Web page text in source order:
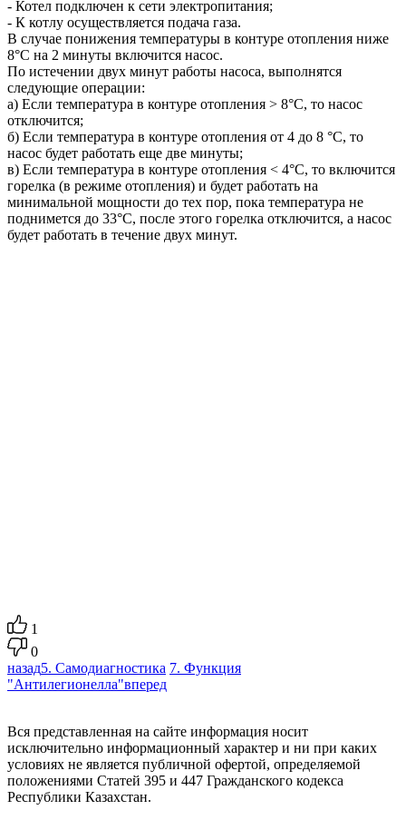
- Котел подключен к сети электропитания;
- К котлу осуществляется подача газа.
В случае понижения температуры в контуре отопления ниже
8°С на 2 минуты включится насос.
По истечении двух минут работы насоса, выполнятся
следующие операции:
a) Если температура в контуре отопления > 8°С, то насос
отключится;
б) Если температура в контуре отопления от 4 до 8 °С, то
насос будет работать еще две минуты;
в) Если температура в контуре отопления < 4°C, то включится
горелка (в режиме отопления) и будет работать на
минимальной мощности до тех пор, пока температура не
поднимется до 33°С, после этого горелка отключится, а насос
будет работать в течение двух минут.
1
0
назад5. Самодиагностика 7. Функция
"Антилегионелла"вперед
Вся представленная на сайте информация носит
исключительно информационный характер и ни при каких
условиях не является публичной офертой, определяемой
положениями Статей 395 и 447 Гражданского кодекса
Республики Казахстан.